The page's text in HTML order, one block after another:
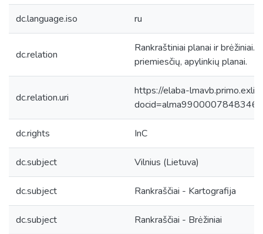
dc.language.iso ru
dc.relation
Rankraštiniai planai ir
priemiesčių, apylinkių planai.
dc.relation.uri
https://elaba-
dc.rights InC
dc.subject Vilnius (Lietuva)
dc.subject Rankraščiai - Kartografija
dc.subject Rankraščiai - Brėžiniai